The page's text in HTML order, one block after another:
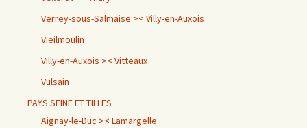
Verrey-sous-Salmaise >< Villy-en-Auxois
Vieilmoulin
Villy-en-Auxois >< Vitteaux
Vulsain
PAYS SEINE ET TILLES
Aignay-le-Duc >< Lamargelle